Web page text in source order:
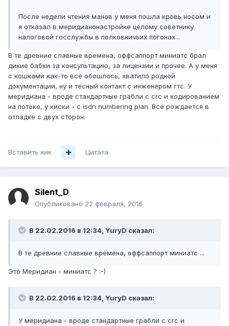
После недели чтения манов у меня пошла кровь носом и
я отказал в меридианонастройке целому советнику
налоговой госслужбы в полковничьих погонах...
В те древние славные времена, оффсаппорт миниатс брал
дикие бабки за консультацию, за лицензии и прочее. А у меня
с кошками как-то всё обошлось, хватило родной
документации, ну и тесный контакт с инженером гтс. У
меридиана - вроде стандартные грабли с crc и кодированием
на потоке, у киски - с isdn numbering plan. Всё рождается в
отладке с двух сторон.
Вставить ник Цитата
Silent_D
Опубликовано 22 февраля, 2016
В 22.02.2016 в 12:34, YuryD сказал:
В те древние славные времена, оффсаппорт миниатс ...
Это Меридиан - миниатс ? :-)
В 22.02.2016 в 12:34, YuryD сказал:
У меридиана - вроде стандартные грабли с crc и